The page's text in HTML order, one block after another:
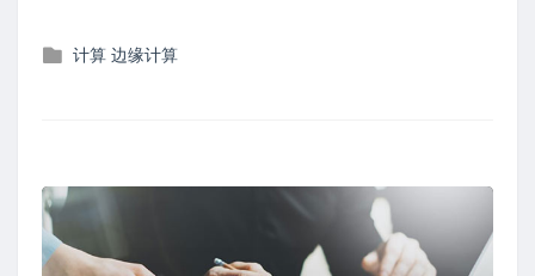
发
计算 边缘计算